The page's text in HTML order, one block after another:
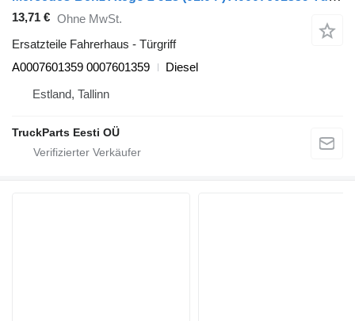
13,71 € Ohne MwSt.
Ersatzteile Fahrerhaus - Türgriff
A0007601359 0007601359
Diesel
Estland, Tallinn
TruckParts Eesti OÜ